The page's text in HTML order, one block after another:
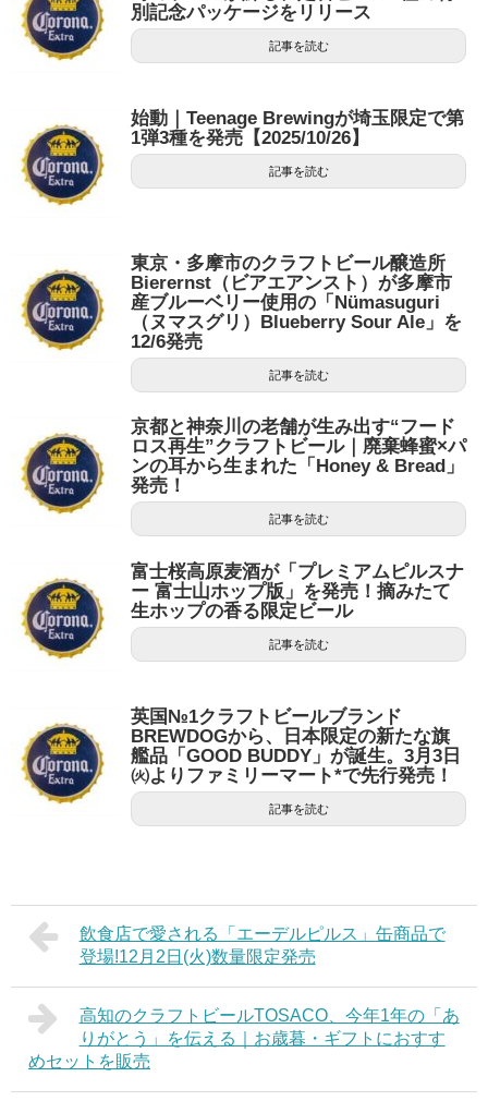
別記念パッケージをリリース
記事を読む
始動｜Teenage Brewingが埼玉限定で第
1弾3種を発売【2025/10/26】
記事を読む
東京・多摩市のクラフトビール醸造所
Bierernst（ビアエアンスト）が多摩市
産ブルーベリー使用の「Nümasuguri
（ヌマスグリ）Blueberry Sour Ale」を
12/6発売
記事を読む
京都と神奈川の老舗が生み出す“フード
ロス再生”クラフトビール｜廃棄蜂蜜×パ
ンの耳から生まれた「Honey & Bread」
発売！
記事を読む
富士桜高原麦酒が「プレミアムピルスナ
ー 富士山ホップ版」を発売！摘みたて
生ホップの香る限定ビール
記事を読む
英国№1クラフトビールブランド
BREWDOGから、日本限定の新たな旗
艦品「GOOD BUDDY」が誕生。3月3日
㈫よりファミリーマート*で先行発売！
記事を読む
飲食店で愛される「エーデルピルス」缶商品で
登場!12月2日(火)数量限定発売
高知のクラフトビールTOSACO、今年1年の「あ
りがとう」を伝える｜お歳暮・ギフトにおすす
めセットを販売